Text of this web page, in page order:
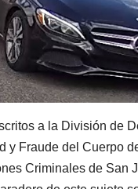
a la División de
y Fraude del Cuerpo
Criminales de San